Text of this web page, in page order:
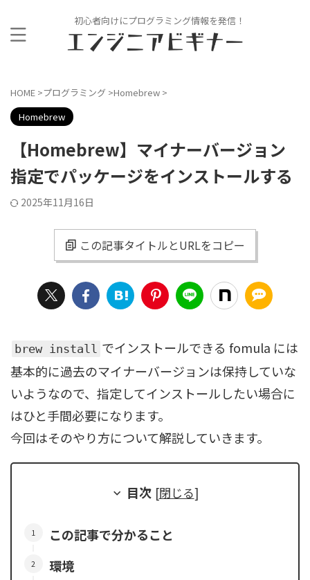
初心者向けにプログラミング情報を発信！
HOME >プログラミング >Homebrew >
Homebrew
【Homebrew】マイナーバージョン
指定でパッケージをインストールする
2025年11月16日
この記事タイトルとURLをコピー
brew install でインストールできる fomula には
基本的に過去のマイナーバージョンは保持していな
いようなので、指定してインストールしたい場合に
はひと手間必要になります。
今回はそのやり方について解説していきます。
目次 [閉じる]
この記事で分かること
環境